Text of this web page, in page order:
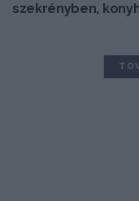
szekrényben,